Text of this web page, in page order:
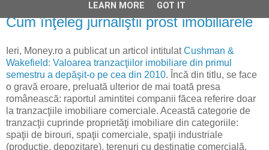
miercuri, 22 iunie 2011
Cum înţeleg jurnaliştii prost imobiliarele
Ieri, Money.ro a publicat un articol intitulatCushman &
Wakefield: Valoarea tranzacţiilor imobiliare din primul
semestru a depăşit-o pe cea din 2010. Încă din titlu, se face
o gravă eroare, preluată ulterior de mai toată presa
românească: raportul amintitei companii făcea referire doar
la tranzacţiile imobiliare comerciale. Această categorie de
tranzacţii cuprinde proprietăţi imobiliare din categoriile:
spaţii de birouri, spaţii comerciale, spaţii industriale
(producţie, depozitare), terenuri cu destinaţie comercială,
LEARN MORE GOT IT